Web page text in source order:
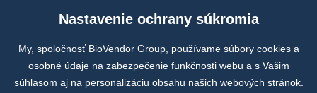
Spoločné projekty
Nastavenie ochrany súkromia
My, spoločnosť BioVendor Group, používame súbory cookies a
osobné údaje na zabezpečenie funkčnosti webu a s Vašim
súhlasom aj na personalizáciu obsahu našich webových stránok.